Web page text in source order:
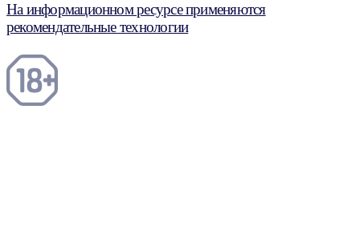
На информационном ресурсе применяются
рекомендательные технологии